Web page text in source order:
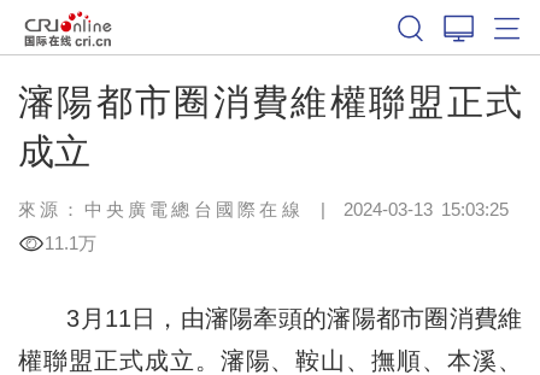
瀋陽都市圈消費維權聯盟正式
成立
來源：中央廣電總台國際在線 | 2024-03-13 15:03:25
11.1万
3月11日，由瀋陽牽頭的瀋陽都市圈消費維
權聯盟正式成立。瀋陽、鞍山、撫順、本溪、